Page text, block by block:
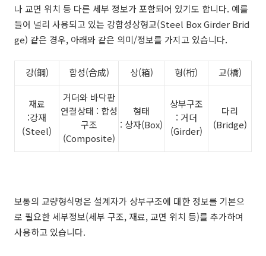
나 교면 위치 등 다른 세부 정보가 포함되어 있기도 합니다. 예를
들어 널리 사용되고 있는 강합성상형교(Steel Box Girder Brid
ge) 같은 경우, 아래와 같은 의미/정보를 가지고 있습니다.
강(鋼) 합성(合成) 상(箱) 형(桁) 교(橋)
재료
:강재
(Steel)
거더와 바닥판
연결상태 : 합성
구조
(Composite)
형태
: 상자(Box)
상부구조
: 거더
(Girder)
다리
(Bridge)
보통의 교량형식명은 설계자가 상부구조에 대한 정보를 기본으
로 필요한 세부정보(세부 구조, 재료, 교면 위치 등)를 추가하여
사용하고 있습니다.